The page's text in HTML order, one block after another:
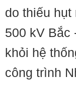
do thiếu
500 kV Bắc
khỏi hệ
công trình